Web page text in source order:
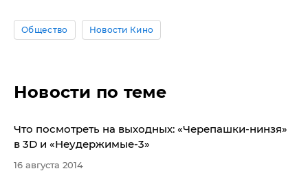
Общество Новости Кино
Новости по теме
Что посмотреть на выходных: «Черепашки-нинзя»
в 3D и «Неудержимые-3»
16 августа 2014